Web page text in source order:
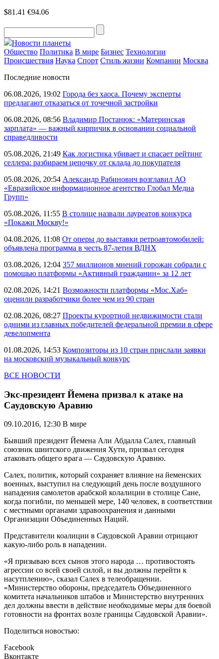
$81.41 €94.06
Новости планеты
Общество Политика В мире Бизнес Технологии
Происшествия Наука Спорт Стиль жизни Компании Москва
Последние новости
06.08.2026, 19:02 Города без хаоса. Почему эксперты
предлагают отказаться от точечной застройки
06.08.2026, 08:56 Владимир Постанюк: «Материнская
зарплата» — важный кирпичик в основании социальной
справедливости
05.08.2026, 21:49 Как логистика убивает и спасает рейтинг
селлера: разбираем цепочку от склада до покупателя
05.08.2026, 20:54 Александр Рабинович возглавил АО
«Евразийское информационное агентство Глобал Медиа
Групп»
05.08.2026, 11:55 В столице назвали лауреатов конкурса
«Покажи Москву!»
04.08.2026, 11:08 От оперы до выставки ретроавтомобилей:
объявлена программа в честь 87-летия ВДНХ
03.08.2026, 12:04 357 миллионов мнений горожан собрали с
помощью платформы «Активный гражданин» за 12 лет
02.08.2026, 14:21 Возможности платформы «Мос.Хаб»
оценили разработчики более чем из 90 стран
02.08.2026, 08:27 Проекты курортной недвижимости стали
одними из главных победителей федеральной премии в сфере
девелопмента
01.08.2026, 14:53 Композиторы из 10 стран прислали заявки
на московский музыкальный конкурс
ВСЕ НОВОСТИ
Экс-президент Йемена призвал к атаке на
Саудовскую Аравию
09.10.2016, 12:30 В мире
Бывший президент Йемена Али Абдалла Салех, главный
союзник шиитского движения Хути, призвал сегодня
атаковать общего врага — Саудовскую Аравию.
Салех, политик, который сохраняет влияние на йеменских
военных, выступил на следующий день после воздушного
нападения самолетов арабской колалиции в столице Сане,
когда погибли, по меньшей мере, 140 человек, в соответствии
с местными органами здравоохранения и данными
Организации Объединенных Наций.
Представители коалиции в Саудовской Аравии отрицают
какую-либо роль в нападении.
«Я призываю всех сынов этого народа … противостоять
агрессии со всей своей силой, и вы должны перейти к
насутплению», сказал Салех в телеобращении.
«Министерство обороны, председатель Объединенного
комитета начальников штабов и Министерство внутренних
дел должны ввести в действие необходимые меры для боевой
готовности на фронтах возле границы Саудовской Аравии».
Поделиться новостью:
Facebook
Вконтакте